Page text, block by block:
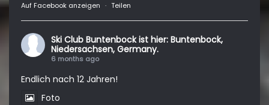
Auf Facebook anzeigen · Teilen
Ski Club Buntenbock ist hier: Buntenbock,
Niedersachsen, Germany.
6 months ago
Endlich nach 12 Jahren!
Foto